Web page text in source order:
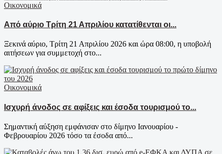
Οικονομικά
Από αύριο Τρίτη 21 Απριλίου κατατίθενται οι...
Ξεκινά αύριο, Τρίτη 21 Απριλίου 2026 και ώρα 08:00, η υποβολή
αιτήσεων για συμμετοχή στο...
Οικονομικά
Ισχυρή άνοδος σε αφίξεις και έσοδα τουρισμού το...
Σημαντική αύξηση εμφάνισαν στο δίμηνο Ιανουαρίου -
Φεβρουαρίου 2026 τόσο τα έσοδα από...